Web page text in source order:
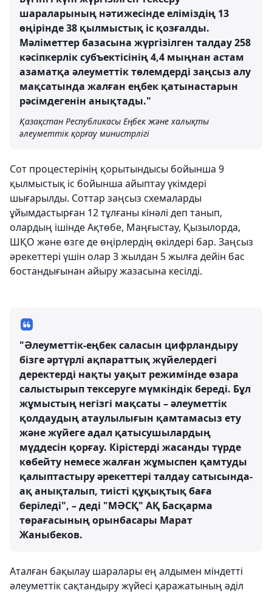
шараларының нәтижесінде еліміздің 13
өңірінде 38 қылмыстық іс қозғалды.
Мәліметтер базасына жүргізілген талдау 258
кәсіпкерлік субъектісінің 4,4 мыңнан астам
азаматқа әлеуметтік төлемдерді заңсыз алу
мақсатында жалған еңбек қатынастарын
рәсімдегенін анықтады."
Қазақстан Республикасы Еңбек және халықты
әлеуметтік қорғау министрлігі
Сот процестерінің қорытындысы бойынша 9
қылмыстық іс бойынша айыптау үкімдері
шығарылды. Соттар заңсыз схемаларды
ұйымдастырған 12 тұлғаны кінәлі деп танып,
олардың ішінде Ақтөбе, Маңғыстау, Қызылорда,
ШҚО және өзге де өңірлердің өкілдері бар. Заңсыз
әрекеттері үшін олар 3 жылдан 5 жылға дейін бас
бостандығынан айыру жазасына кесілді.
"Әлеуметтік-еңбек саласын цифрландыру
бізге әртүрлі ақпараттық жүйелердегі
деректерді нақты уақыт режимінде өзара
салыстырып тексеруге мүмкіндік береді. Бұл
жұмыстың негізгі мақсаты – әлеуметтік
қолдаудың атаулылығын қамтамасыз ету
және жүйеге адал қатысушылардың
мүддесін қорғау. Кірістерді жасанды түрде
көбейту немесе жалған жұмыспен қамтуды
қалыптастыру әрекеттері талдау сатысында-
ақ анықталып, тиісті құқықтық баға
беріледі", – деді "МӘСҚ" АҚ Басқарма
төрағасының орынбасары Марат
Жаныбеков.
Аталған бақылау шаралары ең алдымен міндетті
әлеуметтік сақтандыру жүйесі қаражатының әділ